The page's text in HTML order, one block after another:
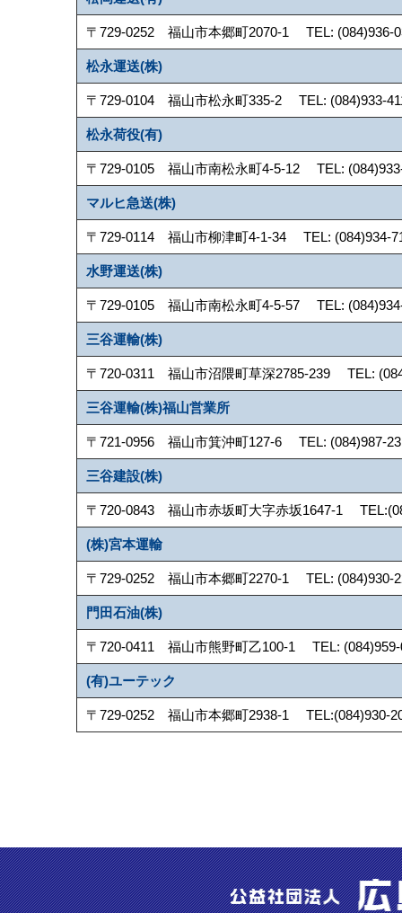
〒729-0252 福山市本郷町2070-1 TEL: (084)936-
松永運送(株)
〒729-0104 福山市松永町335-2 TEL: (084)933-
松永荷役(有)
〒729-0105 福山市南松永町4-5-12 TEL:
マルヒ急送(株)
〒729-0114 福山市柳津町4-1-34 TEL: (084)934-
水野運送(株)
〒729-0105 福山市南松永町4-5-57 TEL:
三谷運輸(株)
〒720-0311 福山市沼隈町草深2785-239 TEL:
三谷運輸(株)福山営業所
〒721-0956 福山市箕沖町127-6 TEL: (084)987-
三谷建設(株)
〒720-0843 福山市赤坂町大字赤坂1647-1
(株)宮本運輸
〒729-0252 福山市本郷町2270-1 TEL: (084)930-
門田石油(株)
〒720-0411 福山市熊野町乙100-1 TEL:
(有)ユーテック
〒729-0252 福山市本郷町2938-1 TEL:(084)930-